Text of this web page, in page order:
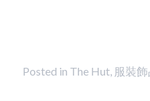
Posted in The Hut 服裝